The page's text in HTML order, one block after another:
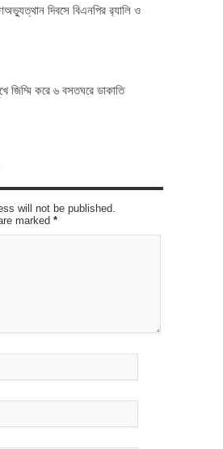
দিবসে বিএনপির র‌্যালি ও
জিম্মি করে ৬ বসতঘরে ডাকাতি
will not be published.
marked *